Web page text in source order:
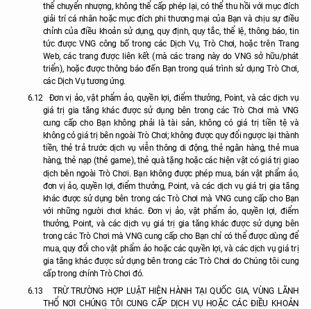
thể chuyển nhượng, không thể cấp phép lại, có thể thu hồi với mục đích
giải trí cá nhân hoặc mục đích phi thương mại của Bạn và chịu sự điều
chỉnh của điều khoản sử dụng, quy định, quy tắc, thể lệ, thông báo, tin
tức được VNG công bố trong các Dịch Vụ, Trò Chơi, hoặc trên Trang
Web, các trang được liên kết (mà các trang này do VNG sở hữu/phát
triển), hoặc được thông báo đến Bạn trong quá trình sử dụng Trò Chơi,
các Dịch Vụ tương ứng.
6.12
Đơn vị ảo, vật phẩm ảo, quyền lợi, điểm thưởng, Point, và các dịch vụ
giá trị gia tăng khác được sử dụng bên trong các Trò Chơi mà VNG
cung cấp cho Bạn không phải là tài sản, không có giá trị tiền tệ và
không có giá trị bên ngoài Trò Chơi; không được quy đổi ngược lại thành
tiền, thẻ trả trước dịch vụ viễn thông di động, thẻ ngân hàng, thẻ mua
hàng, thẻ nạp (thẻ game), thẻ quà tặng hoặc các hiện vật có giá trị giao
dịch bên ngoài Trò Chơi. Bạn không được phép mua, bán vật phẩm ảo,
đơn vị ảo, quyền lợi, điểm thưởng, Point, và các dịch vụ giá trị gia tăng
khác được sử dụng bên trong các Trò Chơi mà VNG cung cấp cho Bạn
với những người chơi khác. Đơn vị ảo, vật phẩm ảo, quyền lợi, điểm
thưởng, Point, và các dịch vụ giá trị gia tăng khác được sử dụng bên
trong các Trò Chơi mà VNG cung cấp cho Bạn chỉ có thể được dùng để
mua, quy đổi cho vật phẩm ảo hoặc các quyền lợi, và các dịch vụ giá trị
gia tăng khác được sử dụng bên trong các Trò Chơi do Chúng tôi cung
cấp trong chính Trò Chơi đó.
6.13
TRỪ TRƯỜNG HỢP LUẬT HIỆN HÀNH TẠI QUỐC GIA, VÙNG LÃNH
THỔ NƠI CHÚNG TÔI CUNG CẤP DỊCH VỤ HOẶC CÁC ĐIỀU KHOẢN